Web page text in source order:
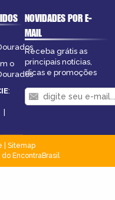
o
:
|
NOVIDADES POR E-
MAIL
Receba grátis as
principais notícias,
dicas e promoções
Sitemap
EncontraBrasil